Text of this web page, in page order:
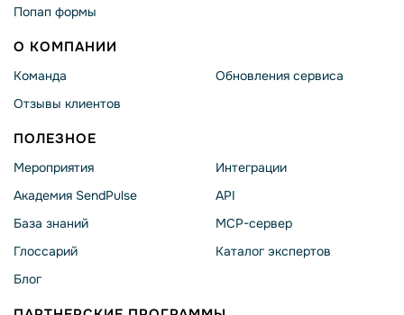
Попап формы
О КОМПАНИИ
Команда
Отзывы клиентов
Обновления сервиса
ПОЛЕЗНОЕ
Мероприятия
Академия SendPulse
База знаний
Глоссарий
Блог
Интеграции
API
MCP-сервер
Каталог экспертов